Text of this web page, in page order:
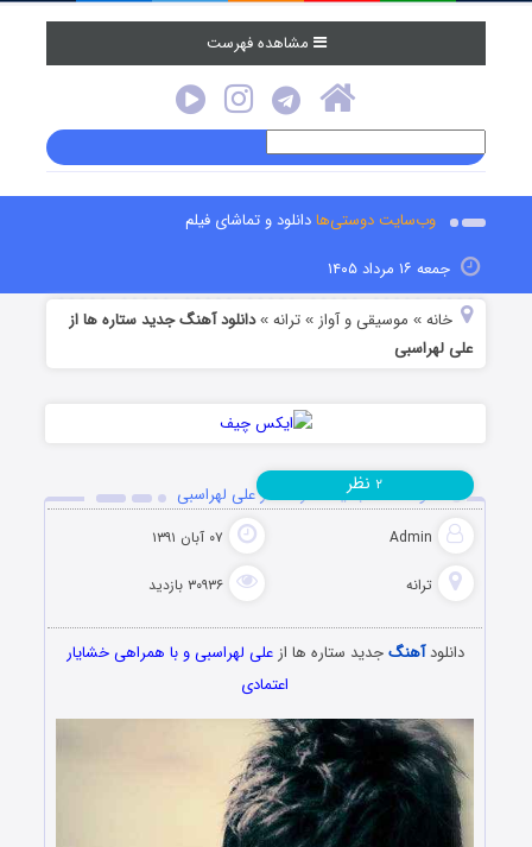
مشاهده فهرست
وب‌سایت دوستی‌هادانلود و تماشای فیلم
جمعه ۱۶ مرداد ۱۴۰۵
خانه » موسیقی و آواز »ترانه »دانلود آهنگ جدید ستاره ها از
علی لهراسبی
دانلود آهنگ جدید ستاره ها از علی لهراسبی
Admin ۰۷ آبان ۱۳۹۱
ترانه ۳۰۹۳۶ بازدید
۲ نظر
دانلودآهنگ جدید ستاره ها ازعلی لهراسبی و با همراهی خشایار
اعتمادی